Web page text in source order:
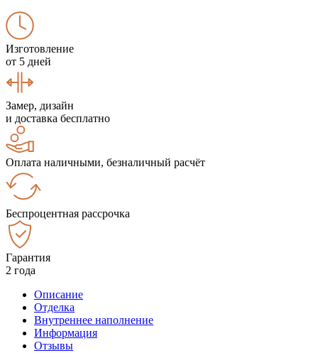
Изготовление
от 5 дней
Замер, дизайн
и доставка бесплатно
Оплата наличными, безналичный расчёт
Беспроцентная рассрочка
Гарантия
2 года
Описание
Отделка
Внутреннее наполнение
Информация
Отзывы